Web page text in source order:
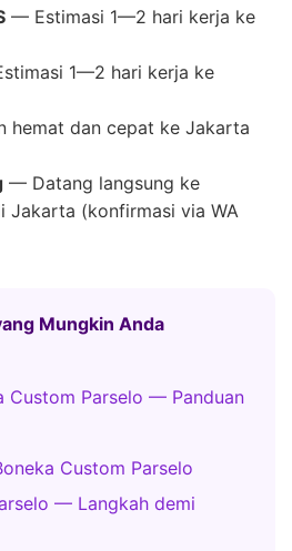
— Estimasi 1—2 hari kerja ke
1—2 hari kerja ke
hemat dan cepat ke Jakarta
— Datang langsung ke
Jakarta (konfirmasi via WA
Mungkin Anda
Custom Parselo — Panduan
Custom Parselo
— Langkah demi